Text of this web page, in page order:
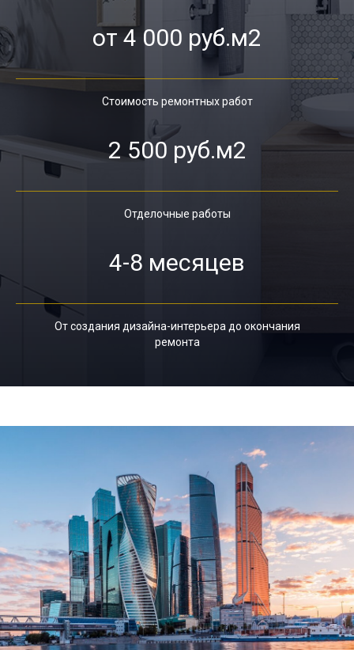
от 4 000 руб.м2
Стоимость ремонтных работ
2 500 руб.м2
Отделочные работы
4-8 месяцев
От создания дизайна-интерьера до окончания
ремонта